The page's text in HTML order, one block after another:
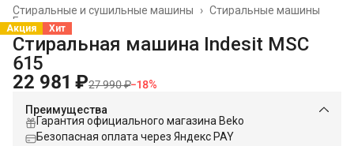
Стиральные машины
Стиральные и сушильные машины
›
Главная ›
Акция Хит
Стиральная машина Indesit MSC
615
22 981 ₽27 990 ₽−18%
Преимущества
Гарантия официального магазина Beko
Безопасная оплата через Яндекс PAY